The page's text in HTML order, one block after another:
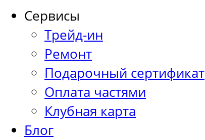
Сервисы
Трейд-ин
Ремонт
Подарочный сертификат
Оплата частями
Клубная карта
Блог